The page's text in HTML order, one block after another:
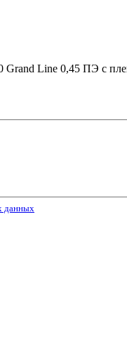
Grand Line 0,45 ПЭ с
данных